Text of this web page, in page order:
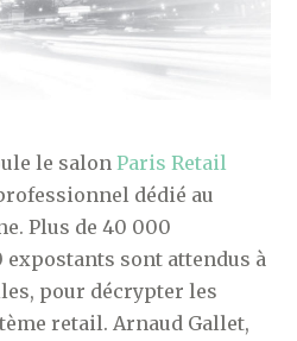
le salonParis Retail
dédié au
Plus de 40 000
sont attendus à
pour décrypter les
retail. Arnaud Gallet,